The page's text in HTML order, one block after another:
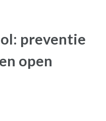
preventie
open